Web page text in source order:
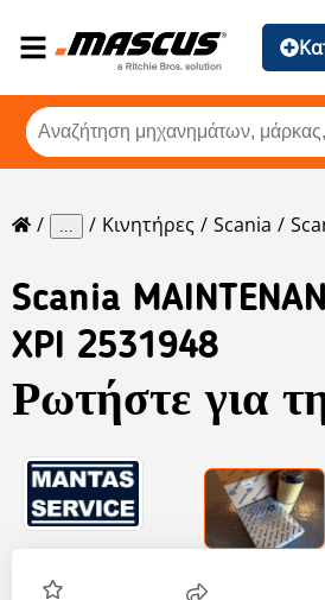
... Κινητήρες Scania
Scania
XPI 2531948
Ρωτήστε για